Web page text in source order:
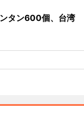
タン600個、台湾